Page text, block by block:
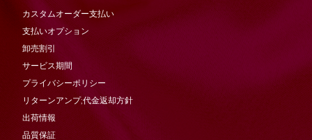
カスタムオーダー支払い
支払いオプション
卸売割引
サービス期間
プライバシーポリシー
リターンアンプ;代金返却方針
出荷情報
品質保証